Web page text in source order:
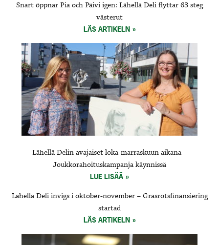
Snart öppnar Pia och Päivi igen: Lähellä Deli flyttar 63 steg
västerut
LÄS ARTIKELN
Lähellä Delin avajaiset loka-marraskuun aikana –
Joukkorahoituskampanja käynnissä
LUE LISÄÄ
Lähellä Deli invigs i oktober-november – Gräsrotsfinansiering
startad
LÄS ARTIKELN